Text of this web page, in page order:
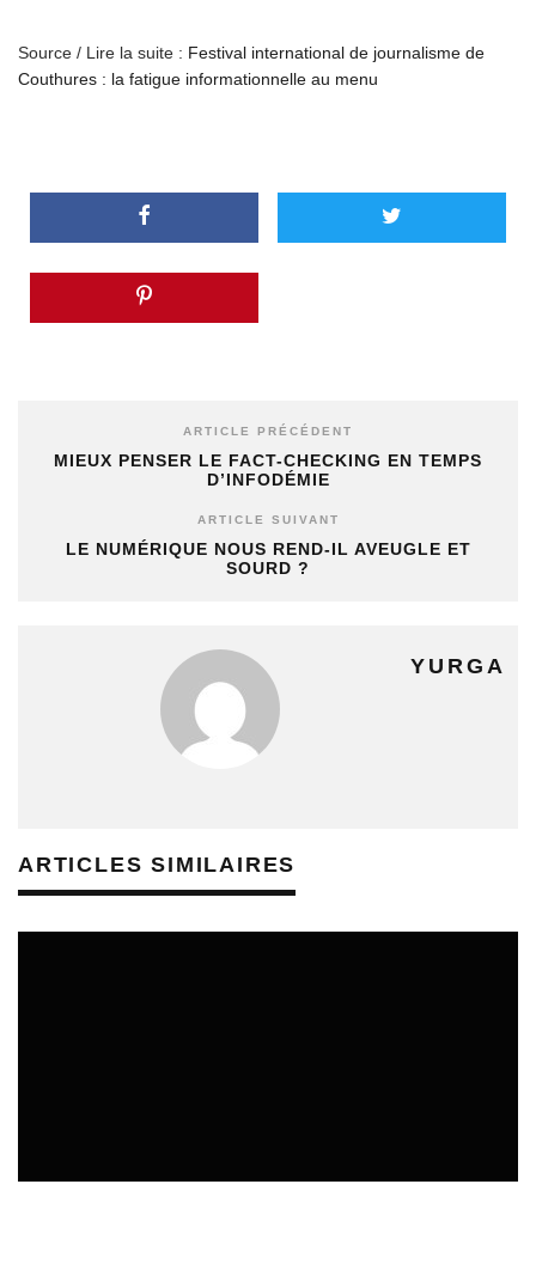
Source / Lire la suite : Festival international de journalisme de
Couthures : la fatigue informationnelle au menu
ARTICLE PRÉCÉDENT
MIEUX PENSER LE FACT-CHECKING EN TEMPS
D’INFODÉMIE
ARTICLE SUIVANT
LE NUMÉRIQUE NOUS REND-IL AVEUGLE ET
SOURD ?
YURGA
ARTICLES SIMILAIRES